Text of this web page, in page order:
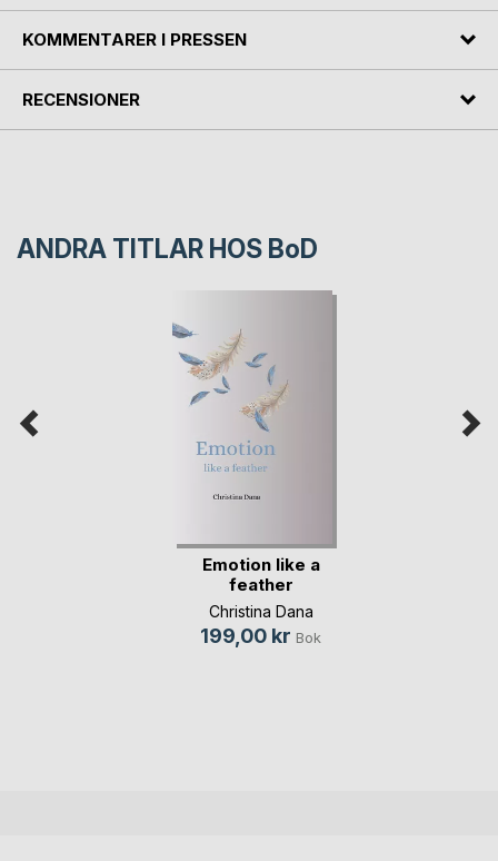
KOMMENTARER I PRESSEN
RECENSIONER
ANDRA TITLAR HOS BoD
Emotion like a
feather
Christina Dana
199,00 kr Bok